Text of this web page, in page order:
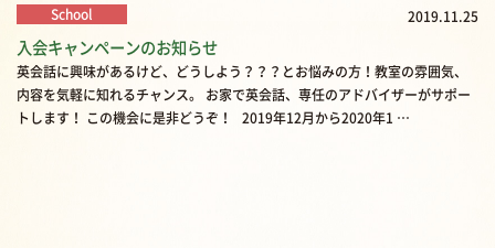
School 2019.11.25
入会キャンペーンのお知らせ
英会話に興味があるけど、どうしよう？？？とお悩みの方！教室の雰囲気、
内容を気軽に知れるチャンス。 お家で英会話、専任のアドバイザーがサポー
トします！ この機会に是非どうぞ！ 2019年12月から2020年1 …